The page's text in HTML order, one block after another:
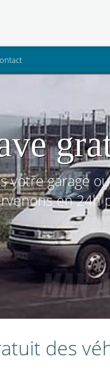
votre garage
en
des